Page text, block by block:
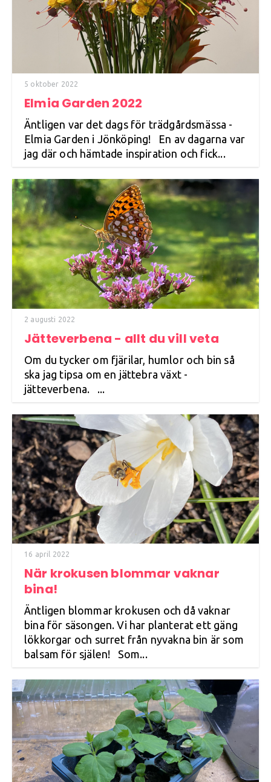
5 oktober 2022
Elmia Garden 2022
Äntligen var det dags för trädgårdsmässa -
Elmia Garden i Jönköping! En av dagarna var
jag där och hämtade inspiration och fick...
2 augusti 2022
Jätteverbena - allt du vill veta
Om du tycker om fjärilar, humlor och bin så
ska jag tipsa om en jättebra växt -
jätteverbena. ...
16 april 2022
När krokusen blommar vaknar
bina!
Äntligen blommar krokusen och då vaknar
bina för säsongen. Vi har planterat ett gäng
lökkorgar och surret från nyvakna bin är som
balsam för själen! Som...